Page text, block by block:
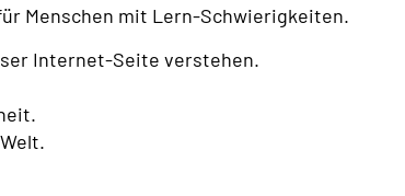
Menschen mit Lern-Schwierigkeiten.
Internet-Seite verstehen.